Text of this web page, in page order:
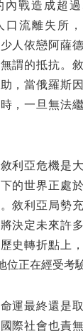
內戰造成超
口流離失所，
人依戀阿薩
謂的抵抗。
，當俄羅斯
，一旦無法
利亞危機是
的世界正處
敘利亞局勢充
決定未來許
史轉折點上
位正在經受考
運最終還是
際社會也責